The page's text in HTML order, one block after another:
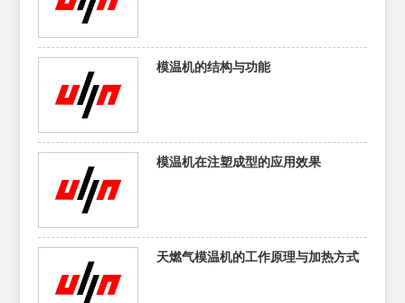
模温机的结构与功能
模温机在注塑成型的应用效果
天燃气模温机的工作原理与加热方式